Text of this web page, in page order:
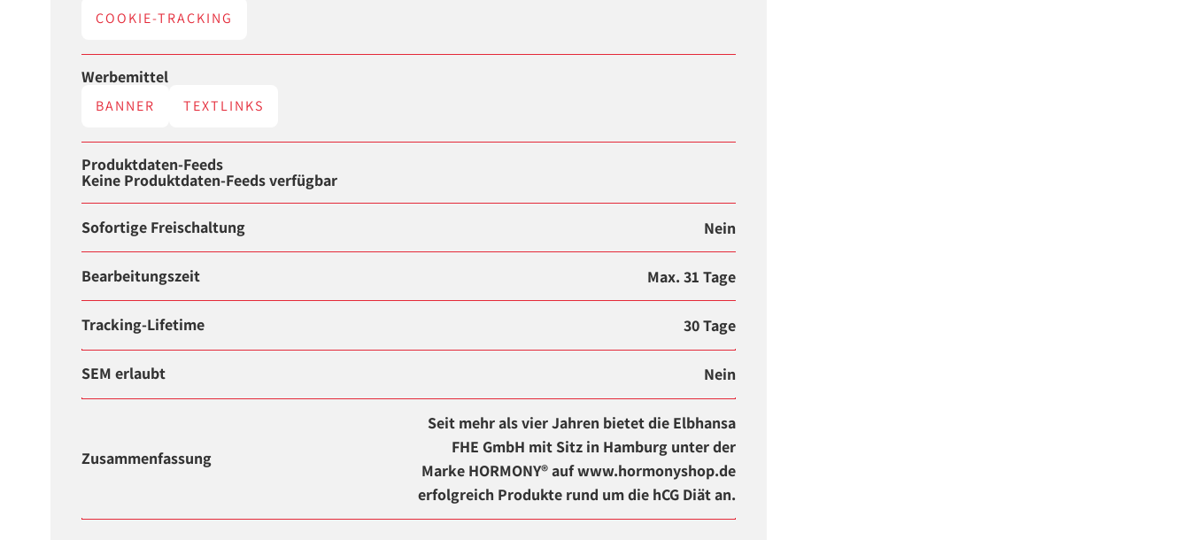
COOKIE-TRACKING
Werbemittel
BANNER TEXTLINKS
Produktdaten-Feeds
Keine Produktdaten-Feeds verfügbar
Sofortige Freischaltung Nein
Bearbeitungszeit Max. 31 Tage
Tracking-Lifetime 30 Tage
SEM erlaubt Nein
Zusammenfassung
Seit mehr als vier Jahren bietet die Elbhansa
FHE GmbH mit Sitz in Hamburg unter der
Marke HORMONY® auf www.hormonyshop.de
erfolgreich Produkte rund um die hCG Diät an.